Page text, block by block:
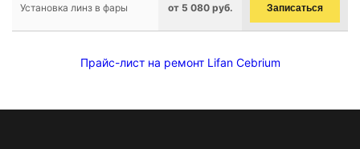
Установка линз в фары от 5 080 руб. Записаться
Прайс-лист на ремонт Lifan Cebrium